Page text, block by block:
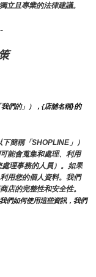
立且專業的法律建議。
們的」），{店舖名稱}的
簡稱「SHOPLINE」）
能會蒐集和處理、利用
理事務的人員）。如果
用您的個人資料。我們
店的完整性和安全性。
們如何使用這些資訊，我們